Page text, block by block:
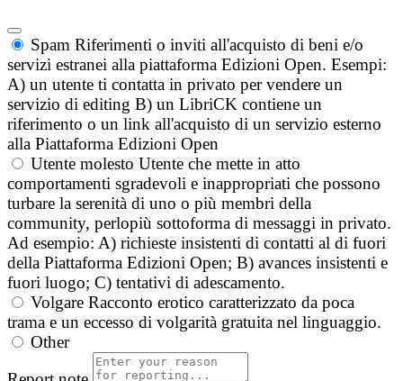
Spam Riferimenti o inviti all'acquisto di beni e/o
servizi estranei alla piattaforma Edizioni Open. Esempi:
A) un utente ti contatta in privato per vendere un
servizio di editing B) un LibriCK contiene un
riferimento o un link all'acquisto di un servizio esterno
alla Piattaforma Edizioni Open
Utente molesto Utente che mette in atto
comportamenti sgradevoli e inappropriati che possono
turbare la serenità di uno o più membri della
community, perlopiù sottoforma di messaggi in privato.
Ad esempio: A) richieste insistenti di contatti al di fuori
della Piattaforma Edizioni Open; B) avances insistenti e
fuori luogo; C) tentativi di adescamento.
Volgare Racconto erotico caratterizzato da poca
trama e un eccesso di volgarità gratuita nel linguaggio.
Other